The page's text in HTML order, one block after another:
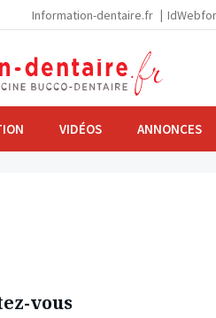
Information-dentaire.fr
VIDÉOS ANNONCES
vous